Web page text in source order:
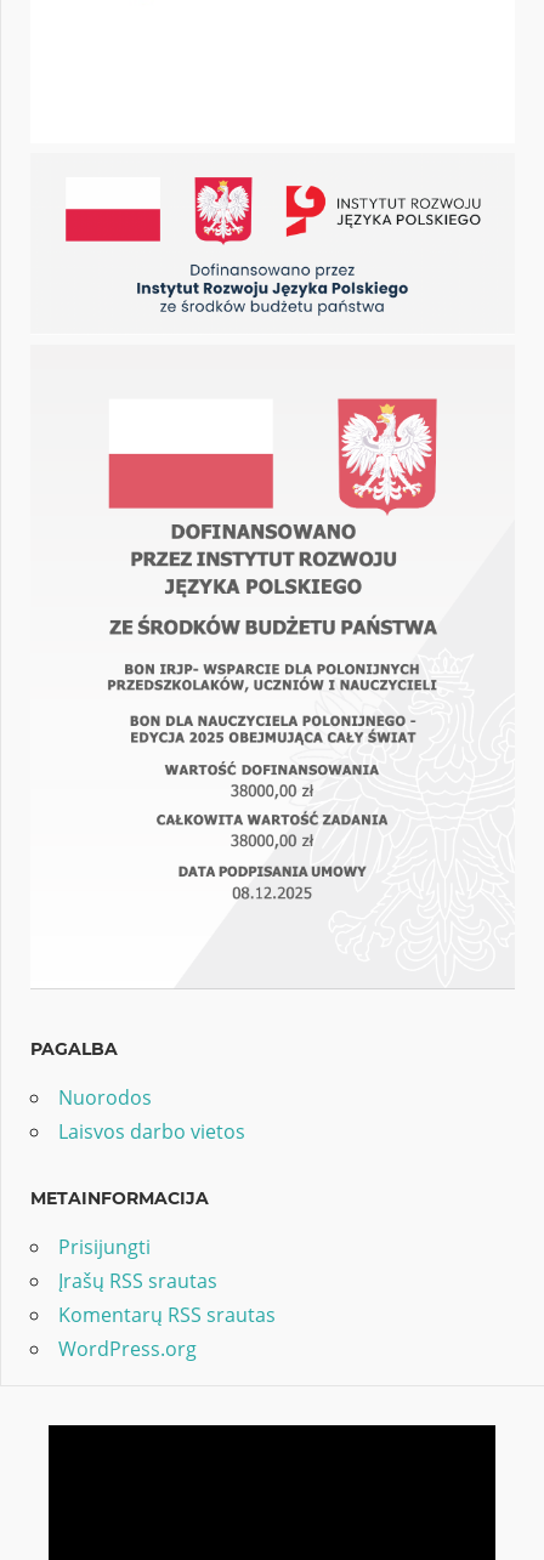
PAGALBA
Nuorodos
Laisvos darbo vietos
METAINFORMACIJA
Prisijungti
Įrašų RSS srautas
Komentarų RSS srautas
WordPress.org